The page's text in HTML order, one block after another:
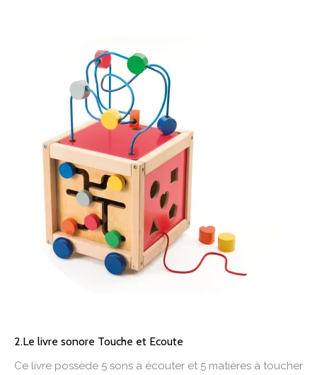
2.Le livre sonore Touche et Ecoute
Ce livre possède 5 sons à écouter et 5 matières à toucher